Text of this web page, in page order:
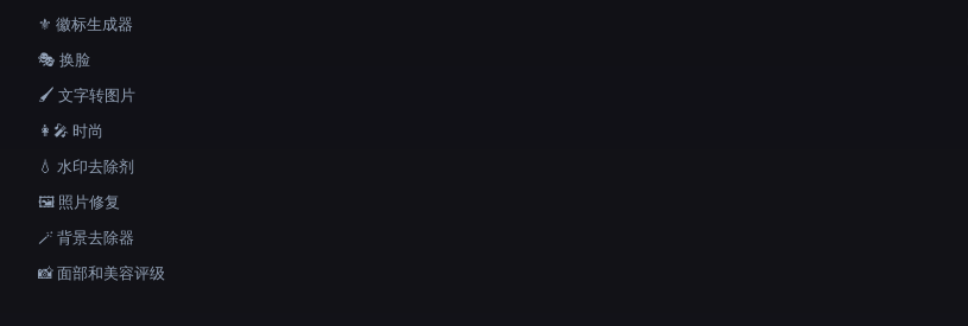
⚜️ 徽标生成器
🎭 换脸
🖌️ 文字转图片
👩‍🎤 时尚
💧 水印去除剂
🖼️ 照片修复
🪄 背景去除器
📸 面部和美容评级